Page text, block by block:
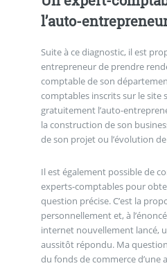
l’auto-
Suite à ce diagnostic, il est
entrepreneur de prendre
comptable de son
comptables inscrits sur le site
gratuitement l’auto-
la construction de son
de son projet ou l’évolution
Il est également possible de
experts-comptables pour
question précise. C’est la
personnellement et, à
internet nouvellement lancé,
aussitôt répondu. Ma
du fonds de commerce